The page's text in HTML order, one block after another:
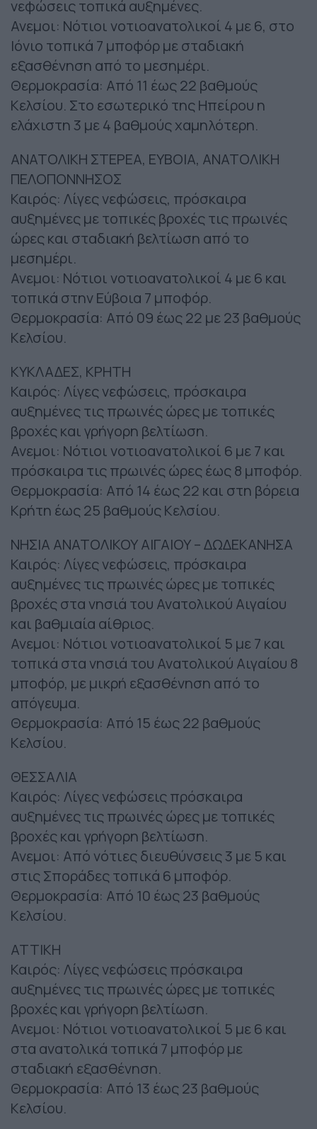
νεφώσεις τοπικά αυξημένες.
Ανεμοι: Νότιοι νοτιοανατολικοί 4 με 6, στο
Ιόνιο τοπικά 7 μποφόρ με σταδιακή
εξασθένηση από το μεσημέρι.
Θερμοκρασία: Από 11 έως 22 βαθμούς
Κελσίου. Στο εσωτερικό της Ηπείρου η
ελάχιστη 3 με 4 βαθμούς χαμηλότερη.
ΑΝΑΤΟΛΙΚΗ ΣΤΕΡΕΑ, ΕΥΒΟΙΑ, ΑΝΑΤΟΛΙΚΗ
ΠΕΛΟΠΟΝΝΗΣΟΣ
Καιρός: Λίγες νεφώσεις, πρόσκαιρα
αυξημένες με τοπικές βροχές τις πρωινές
ώρες και σταδιακή βελτίωση από το
μεσημέρι.
Ανεμοι: Νότιοι νοτιοανατολικοί 4 με 6 και
τοπικά στην Εύβοια 7 μποφόρ.
Θερμοκρασία: Από 09 έως 22 με 23 βαθμούς
Κελσίου.
ΚΥΚΛΑΔΕΣ, ΚΡΗΤΗ
Καιρός: Λίγες νεφώσεις, πρόσκαιρα
αυξημένες τις πρωινές ώρες με τοπικές
βροχές και γρήγορη βελτίωση.
Ανεμοι: Νότιοι νοτιοανατολικοί 6 με 7 και
πρόσκαιρα τις πρωινές ώρες έως 8 μποφόρ.
Θερμοκρασία: Από 14 έως 22 και στη βόρεια
Κρήτη έως 25 βαθμούς Κελσίου.
ΝΗΣΙΑ ΑΝΑΤΟΛΙΚΟΥ ΑΙΓΑΙΟΥ – ΔΩΔΕΚΑΝΗΣΑ
Καιρός: Λίγες νεφώσεις, πρόσκαιρα
αυξημένες τις πρωινές ώρες με τοπικές
βροχές στα νησιά του Ανατολικού Αιγαίου
και βαθμιαία αίθριος.
Ανεμοι: Νότιοι νοτιοανατολικοί 5 με 7 και
τοπικά στα νησιά του Ανατολικού Αιγαίου 8
μποφόρ, με μικρή εξασθένηση από το
απόγευμα.
Θερμοκρασία: Από 15 έως 22 βαθμούς
Κελσίου.
ΘΕΣΣΑΛΙΑ
Καιρός: Λίγες νεφώσεις πρόσκαιρα
αυξημένες τις πρωινές ώρες με τοπικές
βροχές και γρήγορη βελτίωση.
Ανεμοι: Από νότιες διευθύνσεις 3 με 5 και
στις Σποράδες τοπικά 6 μποφόρ.
Θερμοκρασία: Από 10 έως 23 βαθμούς
Κελσίου.
ΑΤΤΙΚΗ
Καιρός: Λίγες νεφώσεις πρόσκαιρα
αυξημένες τις πρωινές ώρες με τοπικές
βροχές και γρήγορη βελτίωση.
Ανεμοι: Νότιοι νοτιοανατολικοί 5 με 6 και
στα ανατολικά τοπικά 7 μποφόρ με
σταδιακή εξασθένηση.
Θερμοκρασία: Από 13 έως 23 βαθμούς
Κελσίου.